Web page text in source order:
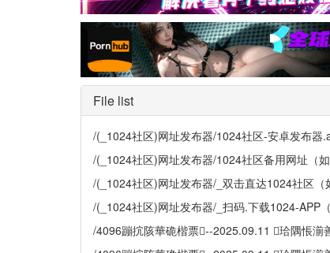
File list
/(_1024社区)网址发布器/1024社区-安卓发布器
/(_1024社区)网址发布器/1024社区备用网址（
/(_1024社区)网址发布器/_双击直达1024社区
/(_1024社区)网址发布器/_扫码.下载1024-APP
/4096蹦抭陔華硊楷票--2025.09.11 珨隅悵